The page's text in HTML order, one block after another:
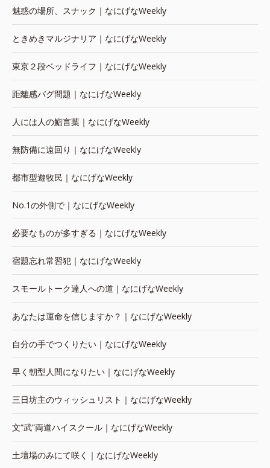
魅惑の場所、スナック｜なにげなWeekly
ときめきマルジナリア｜なにげなWeekly
東京２段ベッドライフ｜なにげなWeekly
距離感バグ問題｜なにげなWeekly
人には人の鮨言葉｜なにげなWeekly
無防備に遠回り｜なにげなWeekly
都市型遊牧民｜なにげなWeekly
No.1の外側で｜なにげなWeekly
必要なものが多すぎる｜なにげなWeekly
宿題忘れ常習犯｜なにげなWeekly
スモールトーク達人への道｜なにげなWeekly
あなたは運命を信じますか？｜なにげなWeekly
自分の手でつくりたい｜なにげなWeekly
早く朝型人間になりたい｜なにげなWeekly
三日坊主のウィッシュリスト｜なにげなWeekly
文“武”両道ハイスクール｜なにげなWeekly
土壇場のみにて咲く｜なにげなWeekly